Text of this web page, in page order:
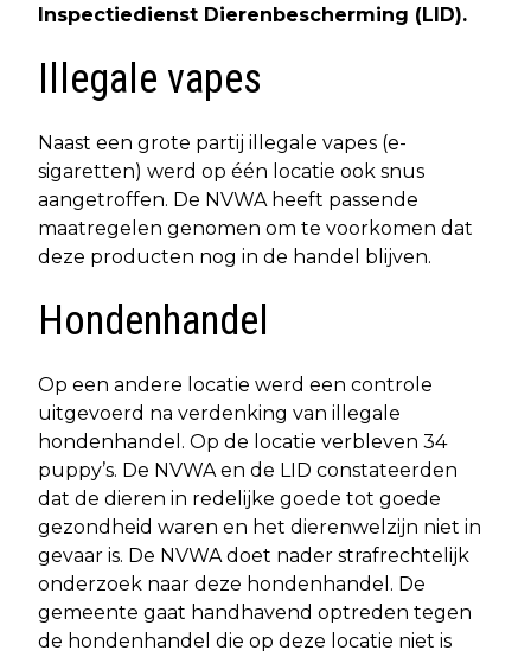
Inspectiedienst Dierenbescherming (LID).
Illegale vapes
Naast een grote partij illegale vapes (e-
sigaretten) werd op één locatie ook snus
aangetroffen. De NVWA heeft passende
maatregelen genomen om te voorkomen dat
deze producten nog in de handel blijven.
Hondenhandel
Op een andere locatie werd een controle
uitgevoerd na verdenking van illegale
hondenhandel. Op de locatie verbleven 34
puppy’s. De NVWA en de LID constateerden
dat de dieren in redelijke goede tot goede
gezondheid waren en het dierenwelzijn niet in
gevaar is. De NVWA doet nader strafrechtelijk
onderzoek naar deze hondenhandel. De
gemeente gaat handhavend optreden tegen
de hondenhandel die op deze locatie niet is